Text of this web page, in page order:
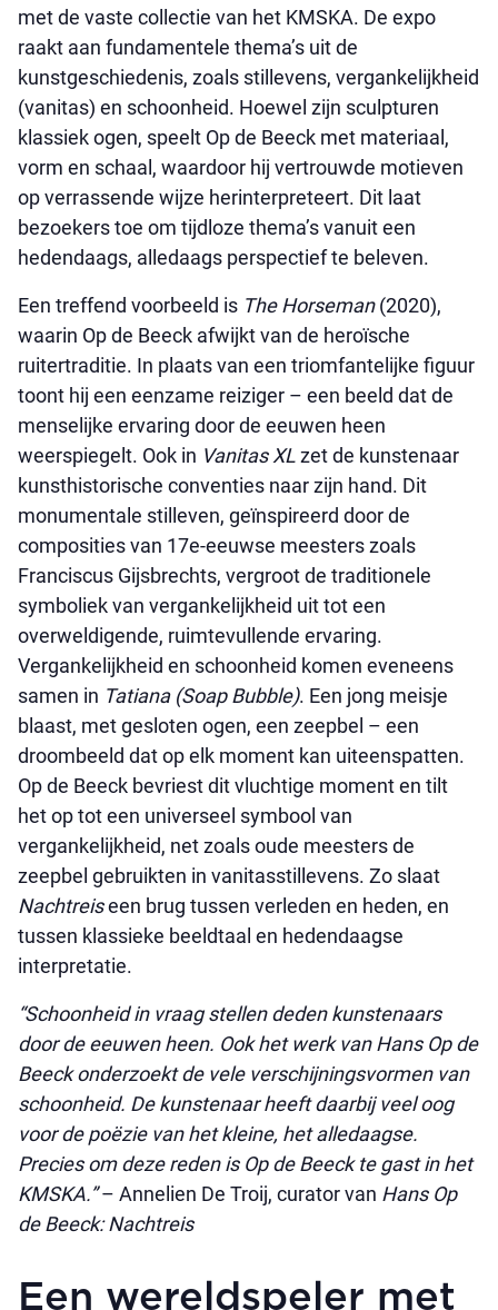
met de vaste collectie van het KMSKA. De expo
raakt aan fundamentele thema’s uit de
kunstgeschiedenis, zoals stillevens, vergankelijkheid
(vanitas) en schoonheid. Hoewel zijn sculpturen
klassiek ogen, speelt Op de Beeck met materiaal,
vorm en schaal, waardoor hij vertrouwde motieven
op verrassende wijze herinterpreteert. Dit laat
bezoekers toe om tijdloze thema’s vanuit een
hedendaags, alledaags perspectief te beleven.
Een treffend voorbeeld is The Horseman(2020),
waarin Op de Beeck afwijkt van de heroïsche
ruitertraditie. In plaats van een triomfantelijke figuur
toont hij een eenzame reiziger – een beeld dat de
menselijke ervaring door de eeuwen heen
weerspiegelt. Ook in Vanitas XLzet de kunstenaar
kunsthistorische conventies naar zijn hand. Dit
monumentale stilleven, geïnspireerd door de
composities van 17e-eeuwse meesters zoals
Franciscus Gijsbrechts, vergroot de traditionele
symboliek van vergankelijkheid uit tot een
overweldigende, ruimtevullende ervaring.
Vergankelijkheid en schoonheid komen eveneens
samen in Tatiana (Soap Bubble). Een jong meisje
blaast, met gesloten ogen, een zeepbel – een
droombeeld dat op elk moment kan uiteenspatten.
Op de Beeck bevriest dit vluchtige moment en tilt
het op tot een universeel symbool van
vergankelijkheid, net zoals oude meesters de
zeepbel gebruikten in vanitasstillevens. Zo slaat
Nachtreiseen brug tussen verleden en heden, en
tussen klassieke beeldtaal en hedendaagse
interpretatie.
“Schoonheid in vraag stellen deden kunstenaars
door de eeuwen heen. Ook het werk van Hans Op de
Beeck onderzoekt de vele verschijningsvormen van
schoonheid. De kunstenaar heeft daarbij veel oog
voor de poëzie van het kleine, het alledaagse.
Precies om deze reden is Op de Beeck te gast in het
KMSKA.”– Annelien De Troij, curator van Hans Op
de Beeck: Nachtreis
Een wereldspeler met